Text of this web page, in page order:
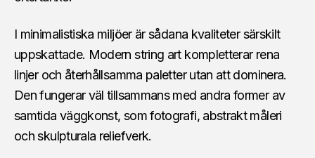
I minimalistiska miljöer är sådana kvaliteter särskilt
uppskattade. Modern string art kompletterar rena
linjer och återhållsamma paletter utan att dominera.
Den fungerar väl tillsammans med andra former av
samtida väggkonst, som fotografi, abstrakt måleri
och skulpturala reliefverk.